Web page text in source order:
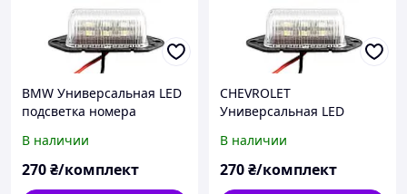
BMW Универсальная LED
подсветка номера
светодиодная фонарь
номерного знаку диодная
В наличии
270₴/комплект
CHEVROLET
Универсальная LED
комплект 2 шт.
светодиодная фонарь
В наличии
270₴/комплект